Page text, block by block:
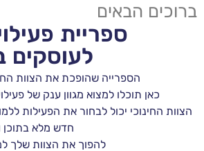
ברוכים הבאים
ספריית
לעוסקים
הספרייה שהופכת את הצוות
כאן תוכלו למצוא מגוון ענק של
הצוות החינוכי יכול לבחור את הפעילות
חדש מלא בתוכן
להפוך את הצוות שלך